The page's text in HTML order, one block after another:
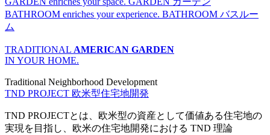
BATHROOM enriches your experience. BATHROOM バスルー
ム
TRADITIONAL AMERICAN GARDEN
IN YOUR HOME.
Traditional Neighborhood Development
TND PROJECT 欧米型住宅地開発
TND PROJECTとは、欧米型の資産として価値ある住宅地の
実現を目指し、欧米の住宅地開発における TND 理論